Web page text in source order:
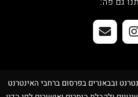
ובבאנרים בפרסום ברחבי האינטרנט